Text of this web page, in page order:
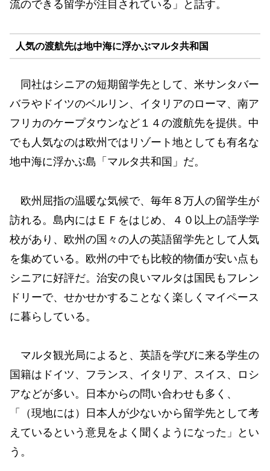
流のできる留学が注目されている」と話す。
人気の渡航先は地中海に浮かぶマルタ共和国
同社はシニアの短期留学先として、米サンタバー
バラやドイツのベルリン、イタリアのローマ、南ア
フリカのケープタウンなど１４の渡航先を提供。中
でも人気なのは欧州ではリゾート地としても有名な
地中海に浮かぶ島「マルタ共和国」だ。
欧州屈指の温暖な気候で、毎年８万人の留学生が
訪れる。島内にはＥＦをはじめ、４０以上の語学学
校があり、欧州の国々の人の英語留学先として人気
を集めている。欧州の中でも比較的物価が安い点も
シニアに好評だ。治安の良いマルタは国民もフレン
ドリーで、せかせかすることなく楽しくマイペース
に暮らしている。
マルタ観光局によると、英語を学びに来る学生の
国籍はドイツ、フランス、イタリア、スイス、ロシ
アなどが多い。日本からの問い合わせも多く、
「（現地には）日本人が少ないから留学先として考
えているという意見をよく聞くようになった」とい
う。